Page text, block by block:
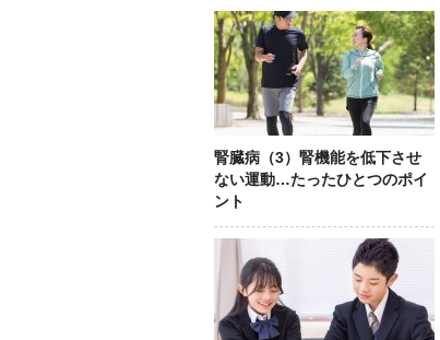
腎臓病（3）腎機能を低下させ
ない運動…たったひとつのポイ
ント